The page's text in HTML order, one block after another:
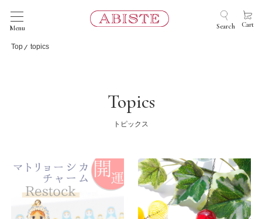
Menu Search Cart
Top topics
Topics
トピックス